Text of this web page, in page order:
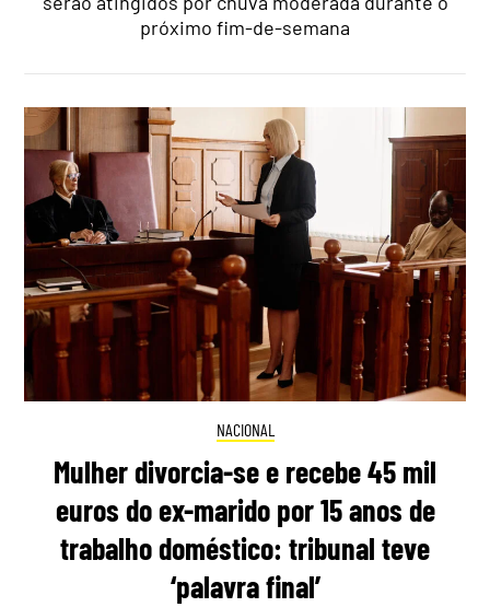
próximo fim-de-semana
NACIONAL
Mulher divorcia-se e recebe 45 mil
euros do ex-marido por 15 anos de
trabalho doméstico: tribunal teve
‘palavra final’